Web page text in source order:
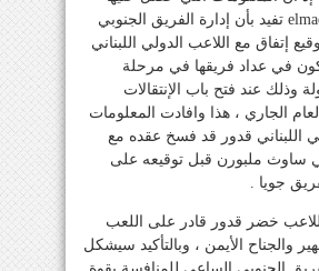
موقع elmaestrosport تفيد بأن إدارة الفريق الجنوبي
إتفاق مع اللاعب الدولي اللبناني
في عداد فريقها في مرحلة
وذلك عند فتح باب الإنتقالات
الجاري ، هذا وافادت المعلومات
اللبناني قدور قد فسخ عقده مع
ساوث ملبورن قبل توقيعه على
جويا .
خضر قدور قادر على اللعب
والجناح الأيمن ، وبالتأكيد سيشكل